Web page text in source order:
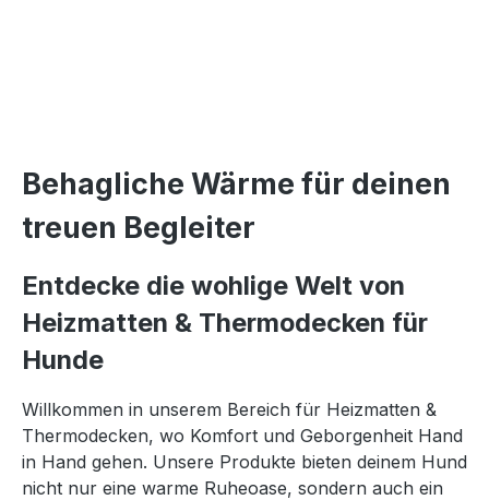
Behagliche Wärme für deinen
treuen Begleiter
Entdecke die wohlige Welt von
Heizmatten & Thermodecken für
Hunde
Willkommen in unserem Bereich für Heizmatten &
Thermodecken, wo Komfort und Geborgenheit Hand
in Hand gehen. Unsere Produkte bieten deinem Hund
nicht nur eine warme Ruheoase, sondern auch ein